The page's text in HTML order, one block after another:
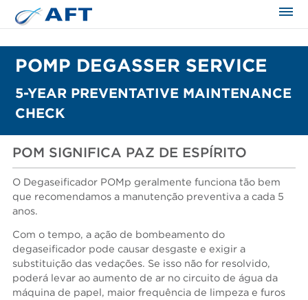
POMP DEGASSER SERVICE
5-YEAR PREVENTATIVE MAINTENANCE
CHECK
POM SIGNIFICA PAZ DE ESPÍRITO
O Degaseificador POMp geralmente funciona tão bem
que recomendamos a manutenção preventiva a cada 5
anos.
Com o tempo, a ação de bombeamento do
degaseificador pode causar desgaste e exigir a
substituição das vedações. Se isso não for resolvido,
poderá levar ao aumento de ar no circuito de água da
máquina de papel, maior frequência de limpeza e furos